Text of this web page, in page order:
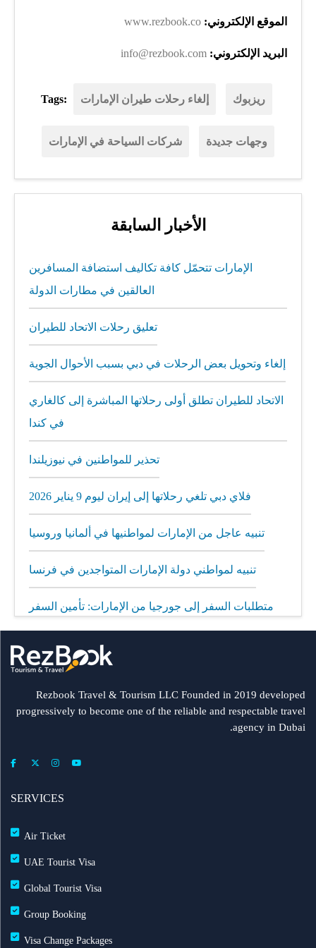
الموقع الإلكتروني: www.rezbook.co
البريد الإلكتروني: info@rezbook.com
Tags: إلغاء رحلات طيران الإمارات ريزبوك
شركات السياحة في الإمارات وجهات جديدة
الأخبار السابقة
الإمارات تتحمّل كافة تكاليف استضافة المسافرين
العالقين في مطارات الدولة
تعليق رحلات الاتحاد للطيران
إلغاء وتحويل بعض الرحلات في دبي بسبب الأحوال الجوية
الاتحاد للطيران تطلق أولى رحلاتها المباشرة إلى كالغاري
في كندا
تحذير للمواطنين في نيوزيلندا
فلاي دبي تلغي رحلاتها إلى إيران ليوم 9 يناير 2026
تنبيه عاجل من الإمارات لمواطنيها في ألمانيا وروسيا
تنبيه لمواطني دولة الإمارات المتواجدين في فرنسا
متطلبات السفر إلى جورجيا من الإمارات: تأمين السفر
إلزامي
مطار الشارقة يطلق رحلات مباشرة إلى ميونيخ عبر
فلاي دبي: تأخير بعض الرحلات بسبب الأحوال الجوية
عرض طيران الإمارات إلى دبي | عشاء بحري وزيارة فنية
طيران الإمارات تشغّل رحلاتها إلى بغداد
طيران الإمارات تطلق بطاقة إيميريتس آسيا باس لرحلات
متعددة
Rezbook Travel & Tourism LLC Founded in 2019 developed
progressively to become one of the reliable and respectable travel
agency in Dubai.
SERVICES
Air Ticket
UAE Tourist Visa
Global Tourist Visa
Group Booking
Visa Change Packages